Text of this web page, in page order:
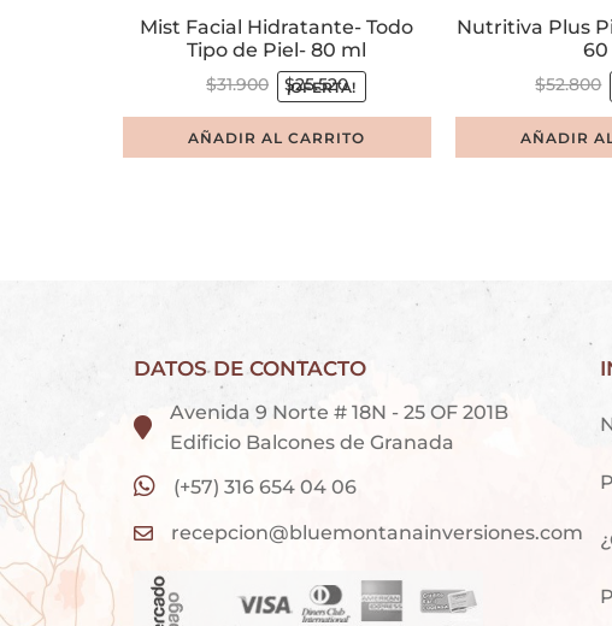
Mist Facial Hidratante- Todo
Tipo de Piel- 80 ml
¡OFERTA!
$31.900 $25.520
AÑADIR AL CARRITO
Nutritiva Plus
60
$52.800
AÑADIR
DATOS DE CONTACTO
Avenida 9 Norte # 18N - 25 OF 201B
Edificio Balcones de Granada
(+57) 316 654 04 06
recepcion@bluemontanainversiones.com